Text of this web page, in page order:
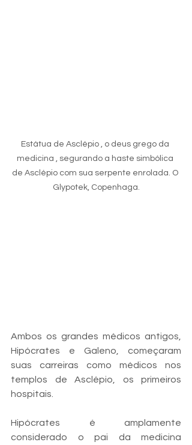
Estátua de Asclépio , o deus grego da
medicina , segurando a haste simbólica
de Asclépio com sua serpente enrolada. O
Glypotek, Copenhaga.
Ambos os grandes médicos antigos,
Hipócrates e Galeno, começaram
suas carreiras como médicos nos
templos de Asclépio, os primeiros
hospitais.
Hipócrates é amplamente
considerado o pai da medicina